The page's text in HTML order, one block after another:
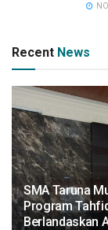
Recent News
SMA Taruna
Program
Berlandaskan